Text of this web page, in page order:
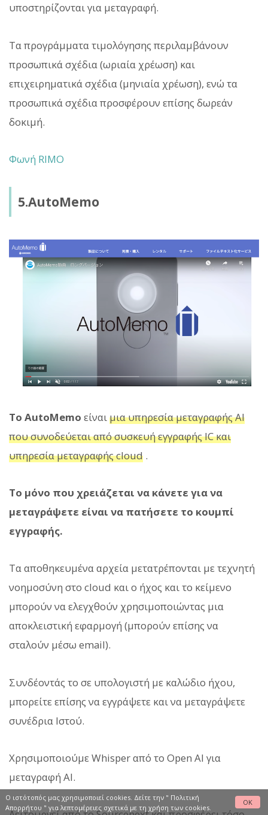
υποστηρίζονται για μεταγραφή.
Τα προγράμματα τιμολόγησης περιλαμβάνουν
προσωπικά σχέδια (ωριαία χρέωση) και
επιχειρηματικά σχέδια (μηνιαία χρέωση), ενώ τα
προσωπικά σχέδια προσφέρουν επίσης δωρεάν
δοκιμή.
Φωνή RIMO
5.AutoMemo
Το AutoMemo είναιμια υπηρεσία μεταγραφής AI
που συνοδεύεται από συσκευή εγγραφής IC και
υπηρεσία μεταγραφής cloud .
Το μόνο που χρειάζεται να κάνετε για να
μεταγράψετε είναι να πατήσετε το κουμπί
εγγραφής.
Τα αποθηκευμένα αρχεία μετατρέπονται με τεχνητή
νοημοσύνη στο cloud και ο ήχος και το κείμενο
μπορούν να ελεγχθούν χρησιμοποιώντας μια
αποκλειστική εφαρμογή (μπορούν επίσης να
σταλούν μέσω email).
Συνδέοντάς το σε υπολογιστή με καλώδιο ήχου,
μπορείτε επίσης να εγγράψετε και να μεταγράψετε
συνέδρια Ιστού.
Χρησιμοποιούμε Whisper από το Open AI για
μεταγραφή AI.
Ο ιστότοπός μας χρησιμοποιεί cookies. Δείτε την " Πολιτική
Απορρήτου " για λεπτομέρειες σχετικά με τη χρήση των cookies.
OK